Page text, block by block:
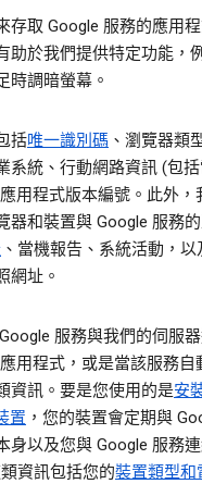
存取 Google 服務的應用
助於我們提供特定功能，
時調暗螢幕。
括唯一識別碼 、瀏覽器類
系統、行動網路資訊 (包
用程式版本編號。此外，
器和裝置與 Google 服務
、當機報告、系統活動，
網址。
服務與我們的伺服
用程式，或是當該服務自
資訊。要是您使用的是安
置 ，您的裝置會定期與
身以及您與 Google 服務
資訊包括您的裝置類型和